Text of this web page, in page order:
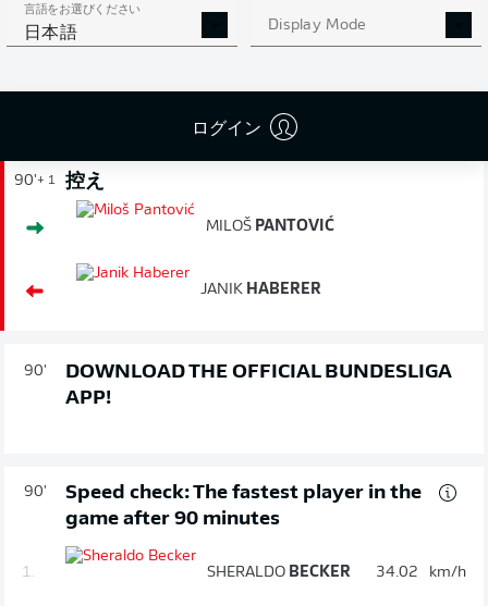
言語をお選びください
日本語 Display Mode
ログイン
試合終了
90'+ 1 控え
MILOŠ PANTOVIĆ
JANIK HABERER
90'
DOWNLOAD THE OFFICIAL BUNDESLIGA
APP!
90'
Speed check: The fastest player in the
game after 90 minutes
1. SHERALDO BECKER 34.02 km/h